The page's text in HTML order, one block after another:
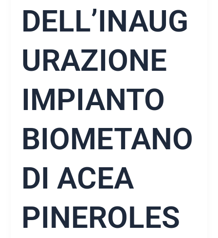
DELL’INAUG
URAZIONE
IMPIANTO
BIOMETANO
DI ACEA
PINEROLES